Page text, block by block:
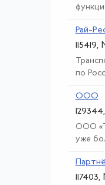
Рай-
по
ООО
ООО
уже